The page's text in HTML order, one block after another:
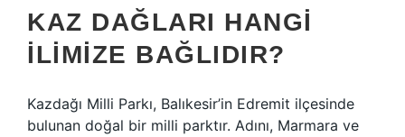
KAZ DAĞLARI HANGI
ILIMIZE BAĞLIDIR?
Kazdağı Milli Parkı, Balıkesir’in Edremit ilçesinde
bulunan doğal bir milli parktır. Adını, Marmara ve